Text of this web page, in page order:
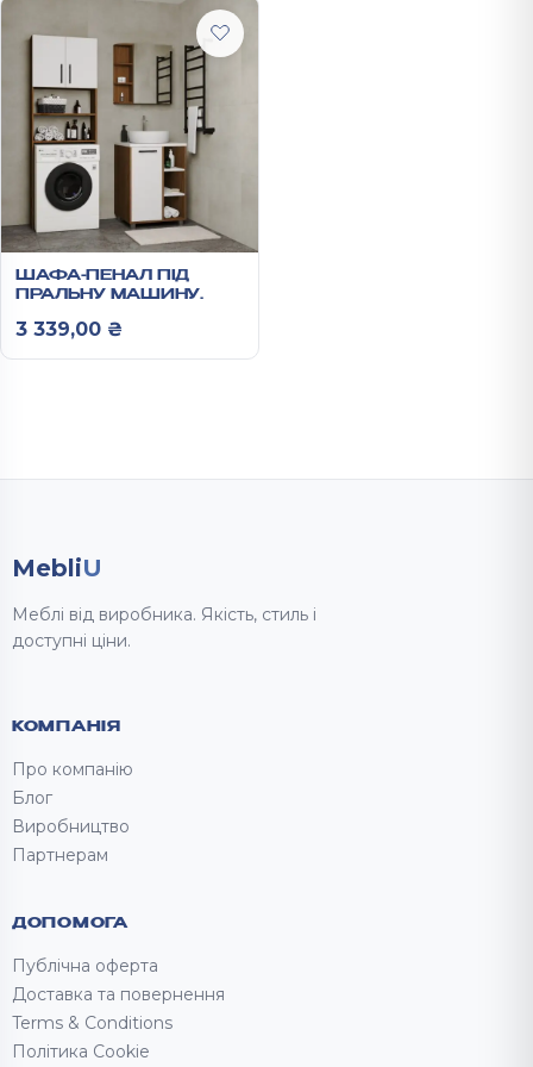
ШАФА-ПЕНАЛ ПІД
ПРАЛЬНУ МАШИНУ
3 339,00 ₴
MebliU
Меблі від виробника. Якість, стиль і
доступні ціни.
КОМПАНІЯ
Про компанію
Блог
Виробництво
Партнерам
ДОПОМОГА
Публічна оферта
Доставка та повернення
Terms & Conditions
Політика Cookie